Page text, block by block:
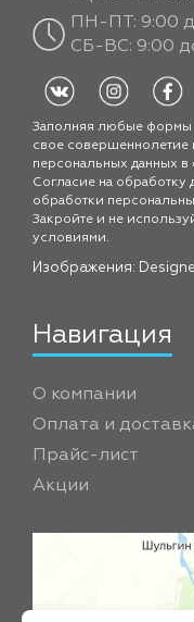
ПН-ПТ: 9:00
СБ-ВС: 9:00
Заполняя любые формы
свое совершеннолетие
персональных данных в
Согласие на обработку
обработки
Закройте и не
условиями.
Изображения:
Навигация
О компании
Оплата и
Прайс-лист
Акции